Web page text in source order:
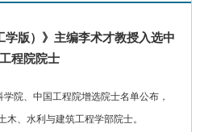
学版）》主编李术才教授入选中
程院院士
学院、中国工程院增选院士名单公布，
、水利与建筑工程学部院士。